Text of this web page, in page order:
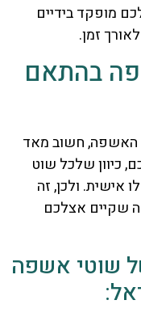
מופקד בידיים
זמן.
בהתאם
האשפה, חשוב מאד
כיוון שלכל שוט
אישית. ולכן, זה
שקיים אצלכם
שוטי אשפה